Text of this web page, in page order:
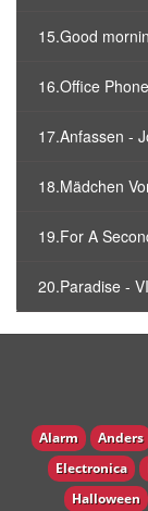
15.Good
16.Office Phone
17.Anfassen -
18.Mädchen
19.For A
20.Paradise -
Alarm Anders
Electronica
Halloween